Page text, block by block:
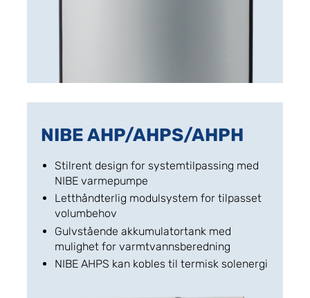
NIBE AHP/AHPS/AHPH
Stilrent design for systemtilpassing med
NIBE varmepumpe
Letthåndterlig modulsystem for tilpasset
volumbehov
Gulvstående akkumulatortank med
mulighet for varmtvannsberedning
NIBE AHPS kan kobles til termisk solenergi